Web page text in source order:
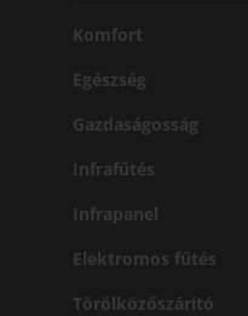
Komfort
Egészség
Gazdaságosság
Infrafűtés
Infrapanel
Elektromos fűtés
Törölközőszárító